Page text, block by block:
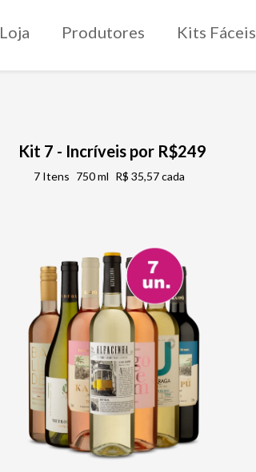
Loja Produtores Kits Fáceis
Kit 7 - Incríveis por R$249
7 Itens 750 ml R$ 35,57 cada